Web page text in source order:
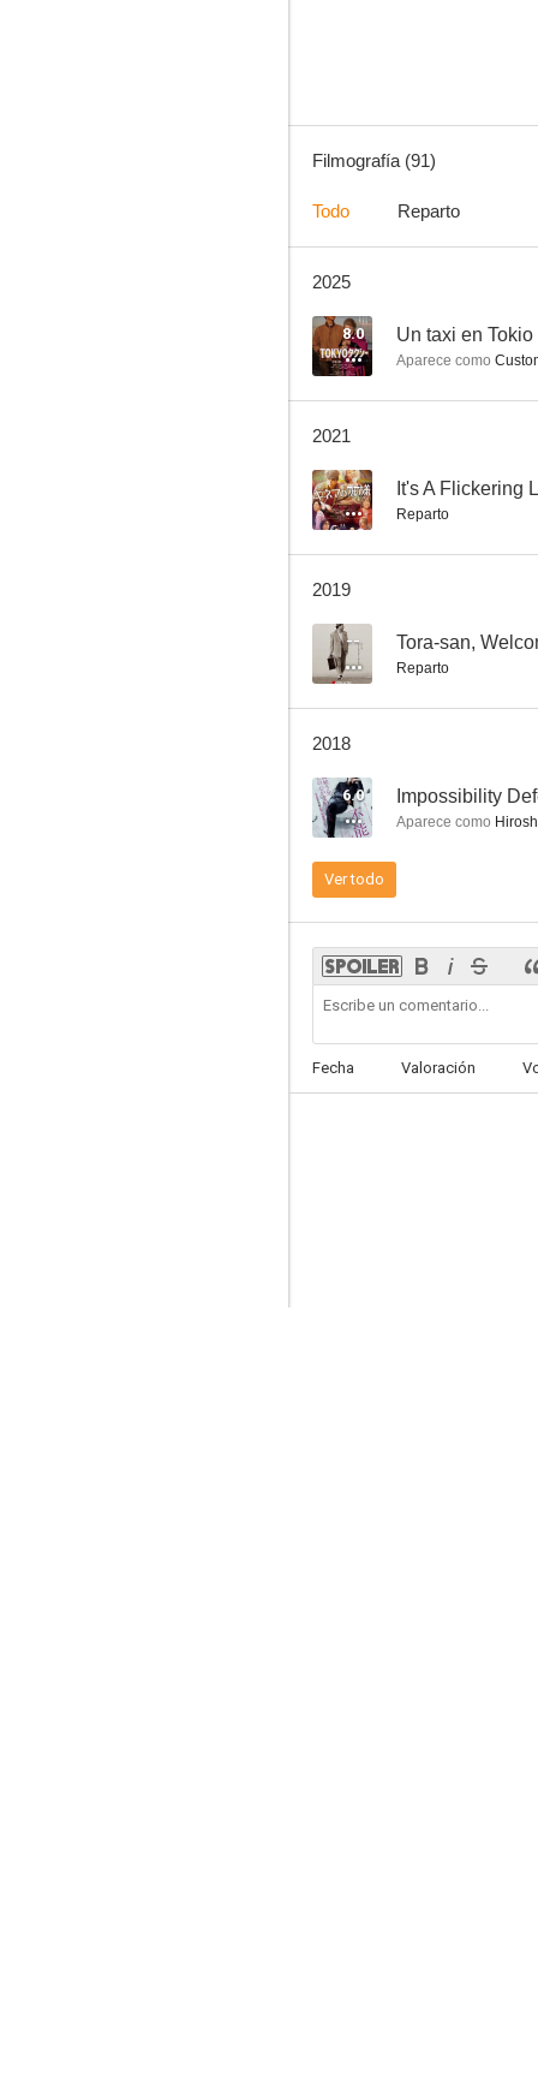
Una familia de Tokio
6.9
Filmografía (91)
Todo Reparto
2025
8.0 Un taxi en Tokio
Aparece como
2021
-- It's A Flickering
Reparto
2019
-- Tora-san,
Reparto
2018
6.0 Impossibility
Aparece como
Ver todo
Fecha Valoración